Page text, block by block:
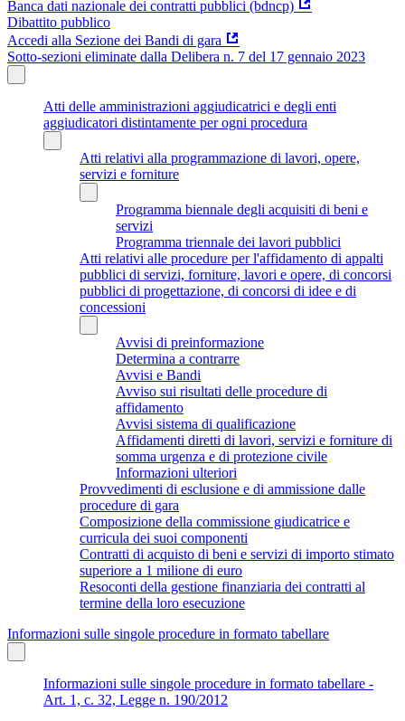
Banca dati nazionale dei contratti pubblici (bdncp)
Dibattito pubblico
Accedi alla Sezione dei Bandi di gara
Sotto-sezioni eliminate dalla Delibera n. 7 del 17 gennaio 2023
Atti delle amministrazioni aggiudicatrici e degli enti
aggiudicatori distintamente per ogni procedura
Atti relativi alla programmazione di lavori, opere,
servizi e forniture
Programma biennale degli acquisiti di beni e
servizi
Programma triennale dei lavori pubblici
Atti relativi alle procedure per l'affidamento di appalti
pubblici di servizi, forniture, lavori e opere, di concorsi
pubblici di progettazione, di concorsi di idee e di
concessioni
Avvisi di preinformazione
Determina a contrarre
Avvisi e Bandi
Avviso sui risultati delle procedure di
affidamento
Avvisi sistema di qualificazione
Affidamenti diretti di lavori, servizi e forniture di
somma urgenza e di protezione civile
Informazioni ulteriori
Provvedimenti di esclusione e di ammissione dalle
procedure di gara
Composizione della commissione giudicatrice e
curricula dei suoi componenti
Contratti di acquisto di beni e servizi di importo stimato
superiore a 1 milione di euro
Resoconti della gestione finanziaria dei contratti al
termine della loro esecuzione
Informazioni sulle singole procedure in formato tabellare
Informazioni sulle singole procedure in formato tabellare -
Art. 1, c. 32, Legge n. 190/2012